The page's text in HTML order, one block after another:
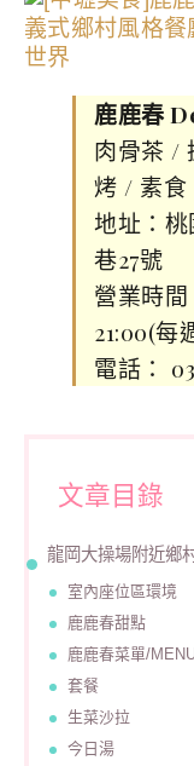
鹿鹿春
肉骨茶 /
烤 / 素食
地址：桃
巷27號
營業時間
21:00(每
電話：
文章目錄
龍岡大操場附近鄉
室內座位區環境
鹿鹿春甜點
鹿鹿春菜單/
套餐
生菜沙拉
今日湯